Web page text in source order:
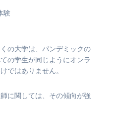
験
の大学は、パンデミックの
の学生が同じようにオンラ
ではありません。
に関しては、その傾向が強